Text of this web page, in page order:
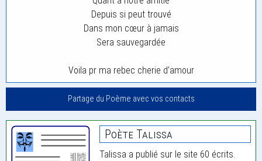
Depuis si peut trouvé
Dans mon cœur à jamais
Sera sauvegardée
Voila pr ma rebec cherie d’amour
Partage du Poème avec vos contacts
Poète Talissa
Talissa a publié sur le site 60 écrits.